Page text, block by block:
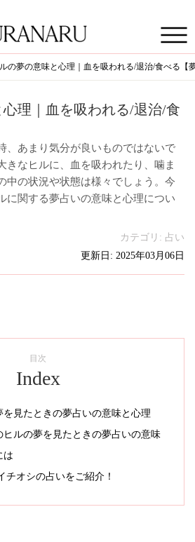
の夢の意味と心理｜血を吸われる/退治/食べる【
心理｜血を吸われる/退治/食
、あまり気分が良いものではないで
きなヒルに、血を吸われたり、噛ま
中の状況や状態は様々でしょう。今
に関する夢占いの意味と心理につい
カテゴリ: 占い
更新日: 2025年03月06日
目次
Index
を見たときの夢占いの意味と心理
ヒルの夢を見たときの夢占いの意味
は
チオシの占いをご紹介！